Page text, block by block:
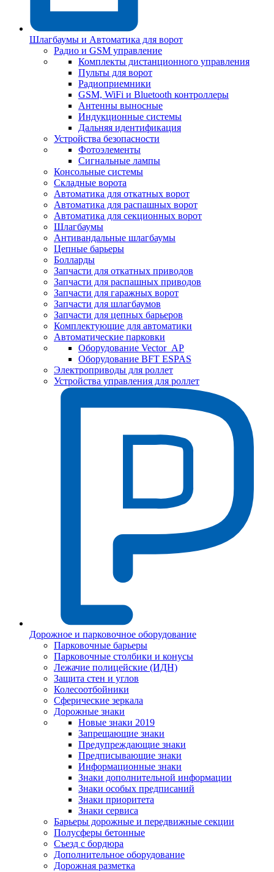
Шлагбаумы и Автоматика для ворот
Радио и GSM управление
Комплекты дистанционного управления
Пульты для ворот
Радиоприемники
GSM, WiFi и Bluetooth контроллеры
Антенны выносные
Индукционные системы
Дальняя идентификация
Устройства безопасности
Фотоэлементы
Сигнальные лампы
Консольные системы
Складные ворота
Автоматика для откатных ворот
Автоматика для распашных ворот
Автоматика для секционных ворот
Шлагбаумы
Антивандальные шлагбаумы
Цепные барьеры
Болларды
Запчасти для откатных приводов
Запчасти для распашных приводов
Запчасти для гаражных ворот
Запчасти для шлагбаумов
Запчасти для цепных барьеров
Комплектующие для автоматики
Автоматические парковки
Оборудование Vector_AP
Оборудование BFT ESPAS
Электроприводы для роллет
Устройства управления для роллет
Дорожное и парковочное оборудование
Парковочные барьеры
Парковочные столбики и конусы
Лежачие полицейские (ИДН)
Защита стен и углов
Колесоотбойники
Сферические зеркала
Дорожные знаки
Новые знаки 2019
Запрещающие знаки
Предупреждающие знаки
Предписывающие знаки
Информационные знаки
Знаки дополнительной информации
Знаки особых предписаний
Знаки приоритета
Знаки сервиса
Барьеры дорожные и передвижные секции
Полусферы бетонные
Съезд с бордюра
Дополнительное оборудование
Дорожная разметка